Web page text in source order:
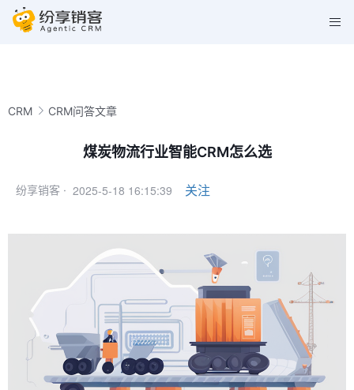
CRM CRM问答文章
煤炭物流行业智能CRM怎么选
纷享销客 · 2025-5-18 16:15:39 关注